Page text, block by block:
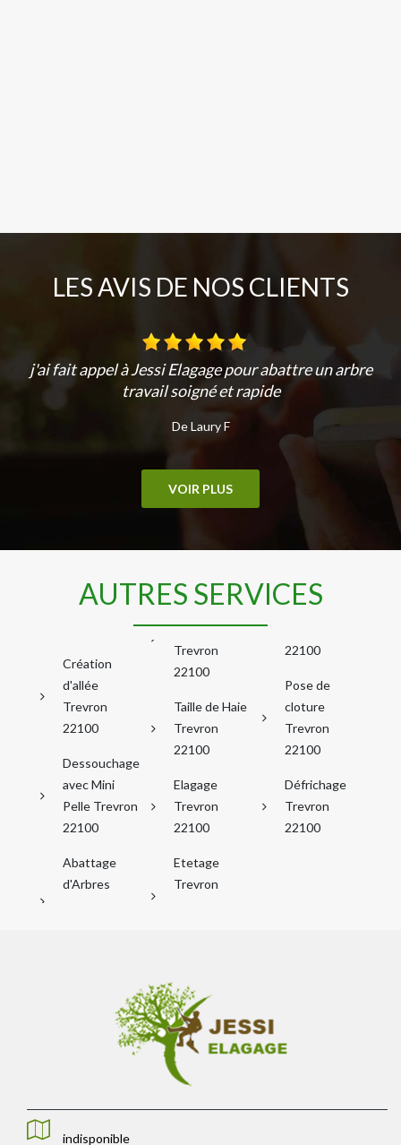
LES AVIS DE NOS CLIENTS
j'ai fait appel à Jessi Elagage pour abattre un arbre
travail soigné et rapide
De Laury F
VOIR PLUS
AUTRES SERVICES
Création
d'allée
Trevron
22100
Dessouchage
avec Mini
Pelle Trevron
22100
Abattage
d'Arbres
Trevron
22100
Taille de Haie
Trevron
22100
Elagage
Trevron
22100
Etetage
Trevron
22100
Pose de
cloture
Trevron
22100
Défrichage
Trevron
22100
indisponible